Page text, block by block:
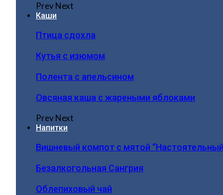
PrevNext
Каши
Птица сдохла
Кутья с изюмом
Полента с апельсином
Овсяная каша с жареными яблоками
PrevNext
Напитки
Вишневый компот с мятой
Безалкогольная Сангрия
Облепиховый чай